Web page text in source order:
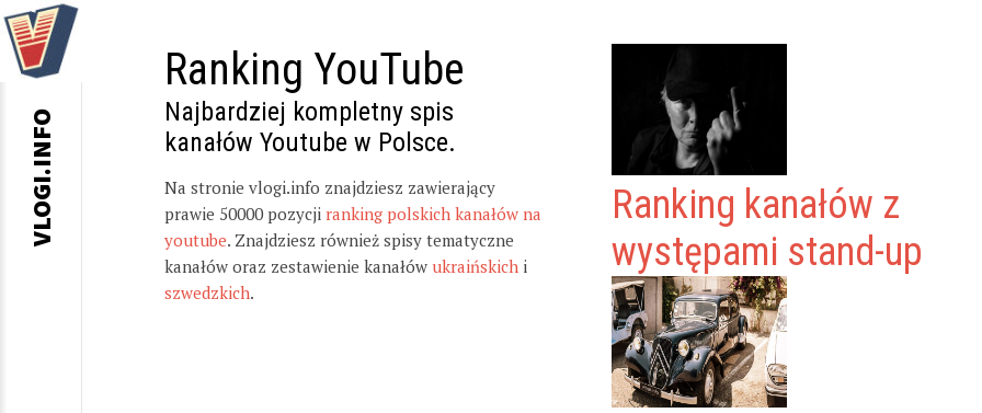
Ranking YouTube
Najbardziej kompletny spis
kanałów Youtube w Polsce.
Na stronie vlogi.info znajdziesz zawierający
prawie 50000 pozycji ranking polskich kanałów na
youtube. Znajdziesz również spisy tematyczne
kanałów oraz zestawienie kanałów ukraińskich i
szwedzkich.
Ranking kanałów z
występami stand-up
VLOGI.INFO